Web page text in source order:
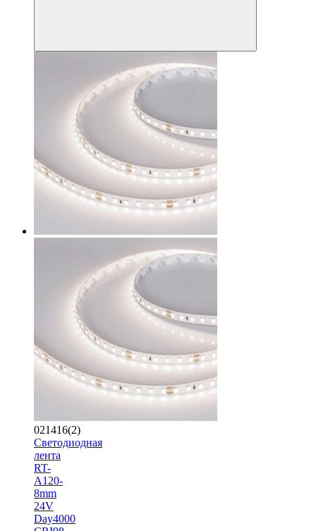
021416(2)
Светодиодная
лента
RT-
A120-
8mm
24V
Day4000